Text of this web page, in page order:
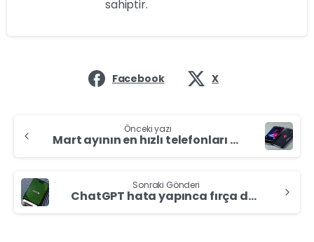
sahiptir.
Facebook X
Önceki yazı
Mart ayının en hızlı telefonları belli oldu!
Sonraki Gönderi
ChatGPT hata yapınca fırça da kaçınılmaz oldu!